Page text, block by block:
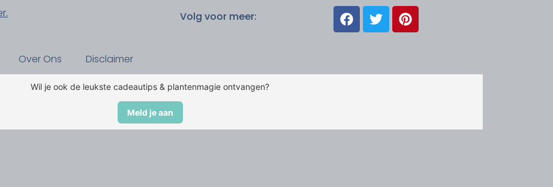
Volg voor meer:
Over Ons Disclaimer
Wil je ook de leukste cadeautips & plantenmagie ontvangen?
Meld je aan